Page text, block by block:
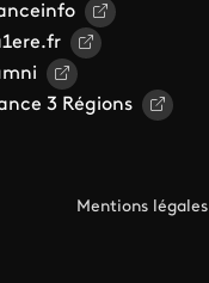
3 Régions
Mentions légales